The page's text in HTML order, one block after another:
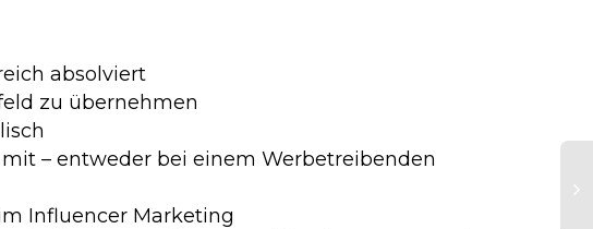
absolviert
zu übernehmen
– entweder bei einem Werbetreibenden
Influencer Marketing